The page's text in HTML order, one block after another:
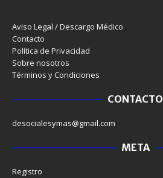
Aviso Legal / Descargo Médico
Contacto
Política de Privacidad
Sobre nosotros
Términos y Condiciones
CONTACTO
desocialesymas@gmail.com
META
Registro